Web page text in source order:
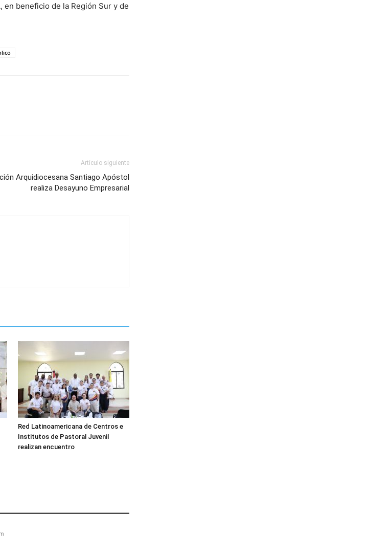
en beneficio de la Región Sur y de
Artículo siguiente
Arquidiocesana Santiago Apóstol
realiza Desayuno Empresarial
Red Latinoamericana de Centros e
Institutos de Pastoral Juvenil
realizan encuentro